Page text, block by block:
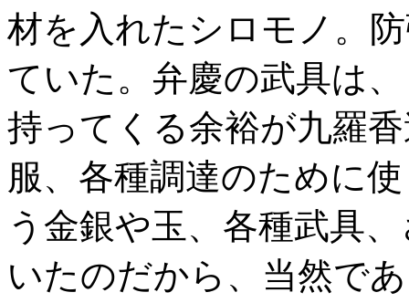
材を入れたシロモノ。
ていた。弁慶の武具は、
持ってくる余裕が九羅
服、各種調達のために使
う金銀や玉、各種武具
いたのだから、当然であ